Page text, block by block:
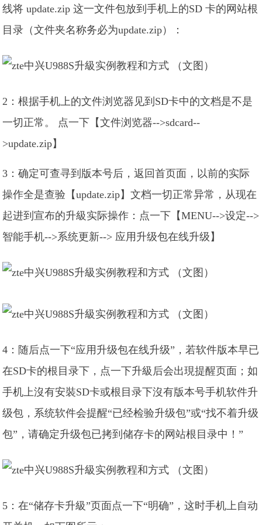
线将 update.zip 这一文件包放到手机上的SD 卡的网站根
目录（文件夹名称务必为update.zip）：
2：根据手机上的文件浏览器见到SD卡中的文档是不是
一切正常。 点一下【文件浏览器-->sdcard--
>update.zip】
3：确定可查寻到版本号后，返回首页面，以前的实际
操作全是查验【update.zip】文档一切正常异常，从现在
起进到宣布的升級实际操作：点一下【MENU-->设定-->
智能手机-->系统更新--> 应用升级包在线升级】
4：随后点一下“应用升级包在线升级”，若软件版本早已
在SD卡的根目录下，点一下升級后会出現提醒页面；如
手机上沒有安裝SD卡或根目录下沒有版本号手机软件升
级包，系统软件会提醒“已经检验升级包”或“找不着升级
包”，请确定升级包已拷到储存卡的网站根目录中！”
5：在“储存卡升級”页面点一下“明确”，这时手机上自动